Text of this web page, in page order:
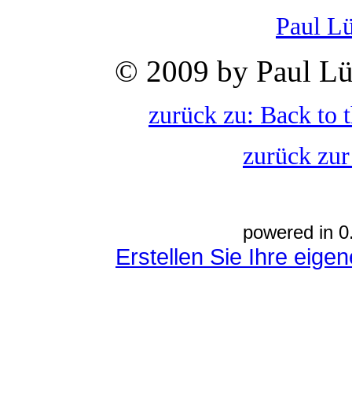
Paul
© 2009 by Paul
zurück zu: Back to
zurück
powered in
Erstellen Sie Ihre